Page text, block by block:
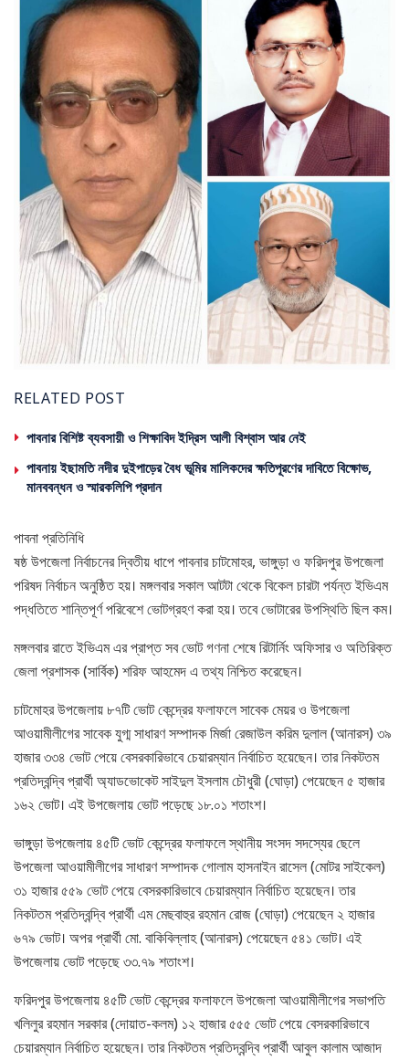
RELATED POST
পাবনার বিশিষ্ট ব্যবসায়ী ও শিক্ষাবিদ ইদ্রিস আলী বিশ্বাস আর নেই
পাবনায় ইছামতি নদীর দুইপাড়ের বৈধ ভূমির মালিকদের ক্ষতিপূরণের দাবিতে বিক্ষোভ,
মানববন্ধন ও স্মারকলিপি প্রদান
পাবনা প্রতিনিধি
ষষ্ঠ উপজেলা নির্বাচনের দ্বিতীয় ধাপে পাবনার চাটমোহর, ভাঙ্গুড়া ও ফরিদপুর উপজেলা
পরিষদ নির্বাচন অনুষ্ঠিত হয়। মঙ্গলবার সকাল আটটা থেকে বিকেল চারটা পর্যন্ত ইভিএম
পদ্ধতিতে শান্তিপূর্ণ পরিবেশে ভোটগ্রহণ করা হয়। তবে ভোটারের উপস্থিতি ছিল কম।
মঙ্গলবার রাতে ইভিএম এর প্রাপ্ত সব ভোট গণনা শেষে রিটার্নিং অফিসার ও অতিরিক্ত
জেলা প্রশাসক (সার্বিক) শরিফ আহমেদ এ তথ্য নিশ্চিত করেছেন।
চাটমোহর উপজেলায় ৮৭টি ভোট কেন্দ্রের ফলাফলে সাবেক মেয়র ও উপজেলা
আওয়ামীলীগের সাবেক যুগ্ম সাধারণ সম্পাদক মির্জা রেজাউল করিম দুলাল (আনারস) ৩৯
হাজার ৩৩৪ ভোট পেয়ে বেসরকারিভাবে চেয়ারম্যান নির্বাচিত হয়েছেন। তার নিকটতম
প্রতিদ্বন্দ্বি প্রার্থী অ্যাডভোকেট সাইদুল ইসলাম চৌধুরী (ঘোড়া) পেয়েছেন ৫ হাজার
১৬২ ভোট। এই উপজেলায় ভোট পড়েছে ১৮.০১ শতাংশ।
ভাঙ্গুড়া উপজেলায় ৪৫টি ভোট কেন্দ্রের ফলাফলে স্থানীয় সংসদ সদস্যের ছেলে
উপজেলা আওয়ামীলীগের সাধারণ সম্পাদক গোলাম হাসনাইন রাসেল (মোটর সাইকেল)
৩১ হাজার ৫৫৯ ভোট পেয়ে বেসরকারিভাবে চেয়ারম্যান নির্বাচিত হয়েছেন। তার
নিকটতম প্রতিদ্বন্দ্বি প্রার্থী এম মেছবাহুর রহমান রোজ (ঘোড়া) পেয়েছেন ২ হাজার
৬৭৯ ভোট। অপর প্রার্থী মো. বাকিবিল্লাহ (আনারস) পেয়েছেন ৫৪১ ভোট। এই
উপজেলায় ভোট পড়েছে ৩৩.৭৯ শতাংশ।
ফরিদপুর উপজেলায় ৪৫টি ভোট কেন্দ্রের ফলাফলে উপজেলা আওয়ামীলীগের সভাপতি
খলিলুর রহমান সরকার (দোয়াত-কলম) ১২ হাজার ৫৫৫ ভোট পেয়ে বেসরকারিভাবে
চেয়ারম্যান নির্বাচিত হয়েছেন। তার নিকটতম প্রতিদ্বন্দ্বি প্রার্থী আবুল কালাম আজাদ